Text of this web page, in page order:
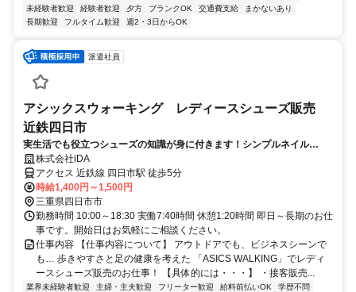
未経験者歓迎
経験者歓迎 夕方 ブランクOK 交通費支給
まかないあり
長期歓迎
フルタイム歓迎 週2・3日からOK
派遣社員
アシックスウォーキング レディースシューズ販売
近鉄四日市
実生活でも役立つシューズの知識が身に付きます！シンプルネイル
OK【前払い可能】
株式会社iDA
アクセス 近鉄線 四日市駅 徒歩5分
時給1,400円～1,500円
三重県四日市市
勤務時間 10:00～18:30 実働7:40時間 休憩1:20時間 即日～長期のお仕
事です。開始日はお気軽にご相談ください。
仕事内容 【仕事内容について】 アウトドアでも、ビジネスシーンで
も… 歩きやすさと足の健康を考えた 「ASICS WALKING」でレディ
ースシューズ販売のお仕事！ 【具体的には・・・】 ・接客販売...
業界未経験者歓迎 主婦・主夫歓迎 フリーター歓迎 給料前払いOK
学歴不問